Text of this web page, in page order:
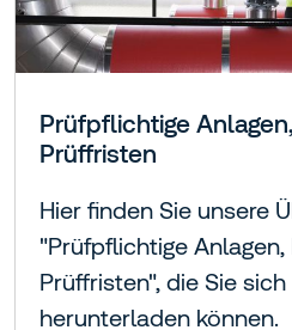
Prüfpflichtige
Prüffristen
Hier finden Sie unsere
"Prüfpflichtige Anlagen,
Prüffristen", die Sie
herunterladen können.